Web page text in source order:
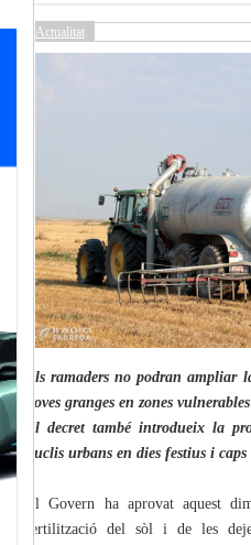
Actualitat
Els ramaders no podran
noves granges en zones
El decret també introdueix la
nuclis urbans en dies festius i caps
El Govern ha aprovat aquest
fertilització del sòl i de les